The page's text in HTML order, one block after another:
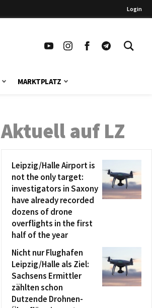
Login
MARKTPLATZ
Aktuell auf LZ
Leipzig/Halle Airport is
not the only target:
investigators in Saxony
have already recorded
dozens of drone
overflights in the first
half of the year
Nicht nur Flughafen
Leipzig/Halle als Ziel:
Sachsens Ermittler
zählten schon
Dutzende Drohnen-